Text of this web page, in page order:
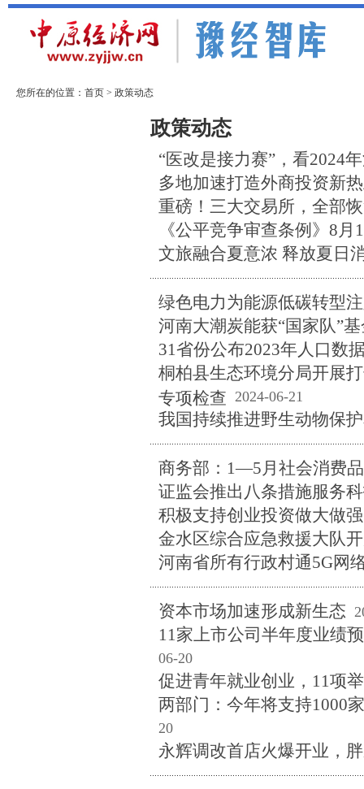
您所在的位置： 首页 > 政策动态
政策动态
“医改是接力赛”，看2024
多地加速打造外商投资新
重磅！三大交易所，全部
《公平竞争审查条例》8月
文旅融合夏意浓 释放夏日
绿色电力为能源低碳转型
河南大潮炭能获“国家队”
31省份公布2023年人口数
桐柏县生态环境分局开展
专项检查 2024-06-21
我国持续推进野生动物保
商务部：1—5月社会消费
证监会推出八条措施服务
积极支持创业投资做大做强
金水区综合应急救援大队
河南省所有行政村通5G网
资本市场加速形成新生态
11家上市公司半年度业绩
06-20
促进青年就业创业，11项
两部门：今年将支持1000
20
永辉调改首店火爆开业，